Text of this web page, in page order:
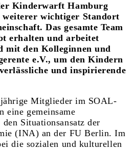
Kinderwarft Hamburg
wichtiger Standort
Das gesamte Team
erhalten und arbeitet
mit den Kolleginnen und
e.V., um den Kindern
und inspirierende
Mitglieder im SOAL-
eine gemeinsame
Situationsansatz der
(INA) an der FU Berlin. Im
die sozialen und kulturellen